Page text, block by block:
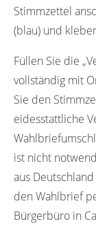
Stimmzettel
(blau) und
Füllen Sie die
vollständig mit
Sie den
eidesstattliche
ist nicht
aus
den Wahlbrief
Bürgerbüro in